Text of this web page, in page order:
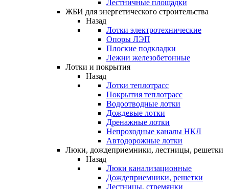
Лестничные площадки
ЖБИ для энергетического строительства
Назад
Лотки электротехнические
Опоры ЛЭП
Плоские подкладки
Лежни железобетонные
Лотки и покрытия
Назад
Лотки теплотрасс
Покрытия теплотрасс
Водоотводные лотки
Дождевые лотки
Дренажные лотки
Непроходные каналы НКЛ
Автодорожные лотки
Люки, дождеприемники, лестницы, решетки
Назад
Люки канализационные
Дождеприемники, решетки
Лестницы, стремянки